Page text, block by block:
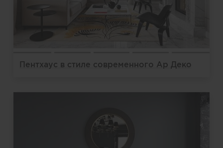
Пентхаус в стиле современного Ар Деко